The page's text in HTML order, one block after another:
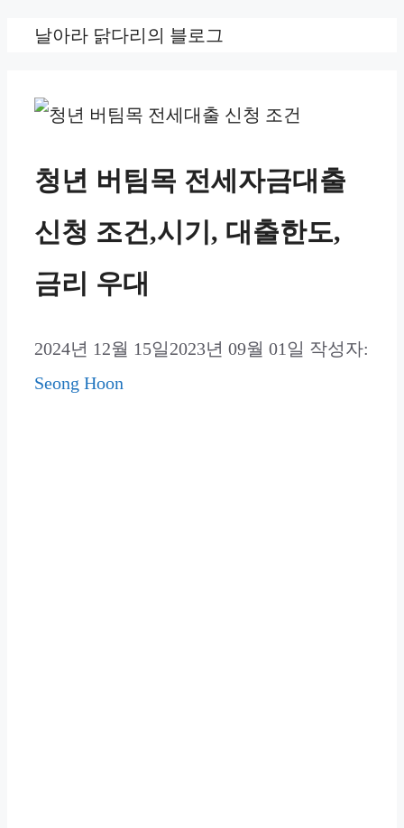
날아라 닭다리의 블로그
청년 버팀목 전세자금대출
신청 조건,시기, 대출한도,
금리 우대
2024년 12월 15일2023년 09월 01일 작성자:
Seong Hoon